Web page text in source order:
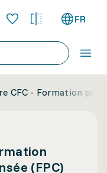
FR
CFC - Formation
(FPC)